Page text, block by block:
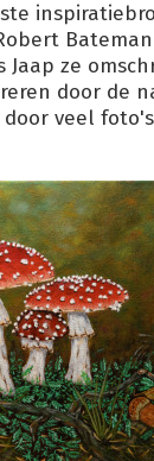
Jaap ze
door de
veel